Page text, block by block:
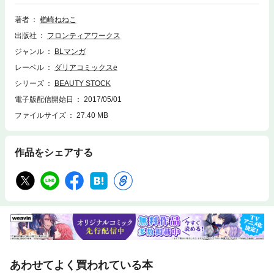
恵吾の髪質が好みだと言い、強引に迫ってきて!? 究極フェチLOVEシリ
ーズ♪
著者
楢崎ねねこ
出版社
フロンティアワークス
ジャンル
BLマンガ
レーベル
ダリアコミックスe
シリーズ
BEAUTY STOCK
電子版配信開始日
2017/05/01
ファイルサイズ
27.40 MB
作品をシェアする
あわせてよく買われている本